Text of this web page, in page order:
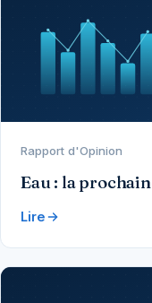
Rapport d'Opinion
Eau : la
Lire